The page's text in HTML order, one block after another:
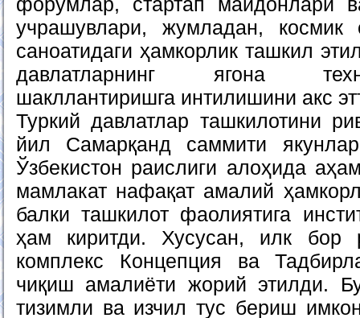
учрашувлари, жумладан,
саноатидаги ҳамкорлик ташкил
давлатларнинг ягона
шакллантиришга интилишини акс
Туркий давлатлар ташкилотини
йил Самарқанд саммити
Ўзбекистон раислиги алоҳида
мамлакат нафақат амалий
балки ташкилот фаолиятига
ҳам киритди. Хусусан, илк бор
комплекс Концепция ва
чиқиш амалиёти жорий этилди.
тизимли ва изчил тус бериш